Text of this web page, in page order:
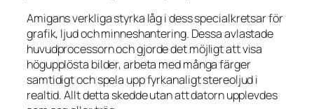
Amigans verkliga styrka låg i dess specialkretsar för
grafik, ljud och minneshantering. Dessa avlastade
huvudprocessorn och gjorde det möjligt att visa
högupplösta bilder, arbeta med många färger
samtidigt och spela upp fyrkanaligt stereoljud i
realtid. Allt detta skedde utan att datorn upplevdes